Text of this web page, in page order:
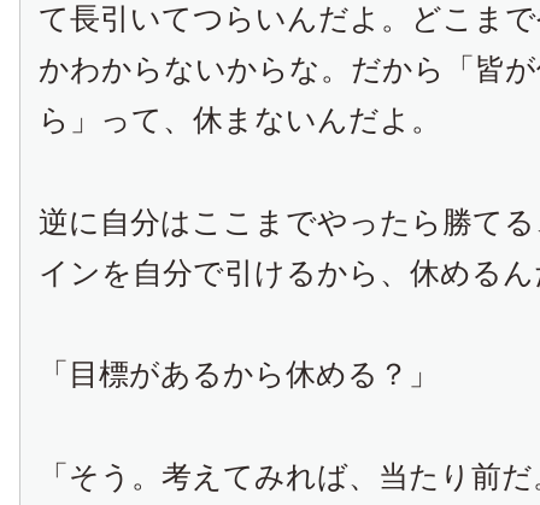
て長引いてつらいんだよ。どこま
かわからないからな。だから「皆
ら」って、休まないんだよ。
逆に自分は ここまでやったら勝て
インを自分で引けるから、休める
「目標があるから休める？」
「そう。考えてみれば、当たり前